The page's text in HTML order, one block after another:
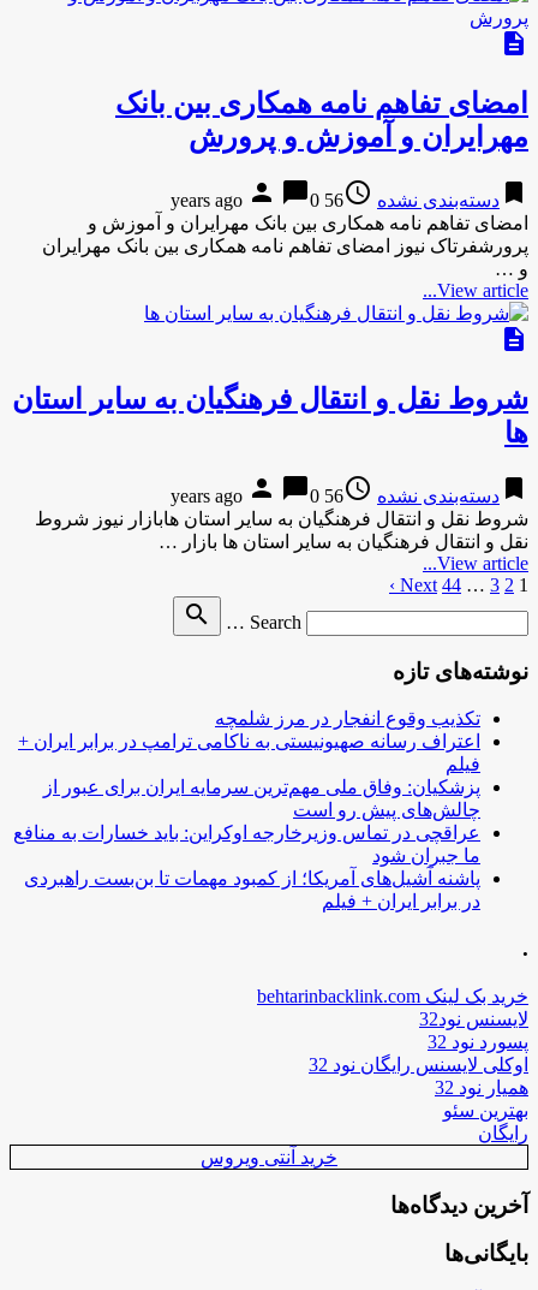
description
امضای تفاهم نامه همکاری بین بانک
مهرایران و آموزش و پرورش
bookmark دسته‌بندی نشده access_time
56 years ago
person chat_bubble0
امضای تفاهم نامه همکاری بین بانک مهرایران و آموزش و
پرورشفرتاک نیوز امضای تفاهم نامه همکاری بین بانک مهرایران
و …
View article...
description
شروط نقل و انتقال فرهنگیان به سایر استان
ها
bookmark دسته‌بندی نشده access_time
56 years ago
person chat_bubble0
شروط نقل و انتقال فرهنگیان به سایر استان هابازار نیوز شروط
نقل و انتقال فرهنگیان به سایر استان ها بازار …
View article...
صفحه‌بندی
1
2
3
…
44
Next ›
Search …
search
نوشته‌های تازه
تکذیب وقوع انفجار در مرز شلمچه
اعتراف رسانه صهیونیستی به ناکامی ترامپ در برابر ایران +
فیلم
پزشکیان: وفاق ملی مهم‌ترین سرمایه ایران برای عبور از
چالش‌های پیش رو است
عراقچی در تماس وزیرخارجه اوکراین: باید خسارات به منافع
ما جبران شود
پاشنه آشیل‌های آمریکا؛ از کمبود مهمات تا بن‌بست راهبردی
در برابر ایران + فیلم
.
خرید بک لینک behtarinbacklink.com
لایسنس نود32
پسورد نود 32
اوکلی لایسنس رایگان نود 32
همیار نود 32
بهترین سئو
رایگان
خرید آنتی ویروس
آخرین دیدگاه‌ها
بایگانی‌ها